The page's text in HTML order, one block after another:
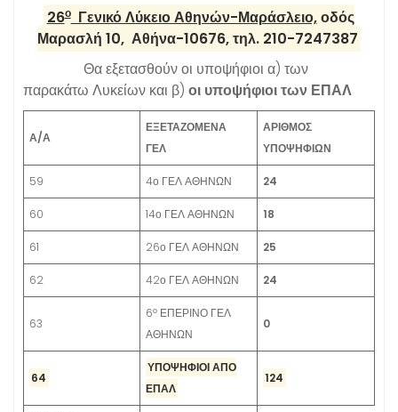
26οΓενικό Λύκειο Αθηνών-Μαράσλειο,οδός
Μαρασλή 10, Αθήνα-10676, τηλ. 210-7247387
Θα εξετασθούν οι υποψήφιοι α) των
παρακάτω Λυκείων και β) οι υποψήφιοι των ΕΠΑΛ
Α/Α
ΕΞΕΤΑΖΟΜΕΝΑ
ΓΕΛ
ΑΡΙΘΜΟΣ
ΥΠΟΨΗΦΙΩΝ
59 4ο ΓΕΛ ΑΘΗΝΩΝ 24
60 14ο ΓΕΛ ΑΘΗΝΩΝ 18
61 26ο ΓΕΛ ΑΘΗΝΩΝ 25
62 42ο ΓΕΛ ΑΘΗΝΩΝ 24
63
6ο ΕΠΕΡΙΝΟ ΓΕΛ
ΑΘΗΝΩΝ
0
64
ΥΠΟΨΗΦΙΟΙ ΑΠΟ
ΕΠΑΛ
124